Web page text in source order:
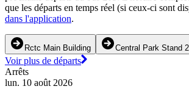
que les départs en temps réel (si ceux-ci sont
dans l'application.
Rctc Main Building Central Park Stand 2
Voir plus de départs
Arrêts
lun. 10 août 2026